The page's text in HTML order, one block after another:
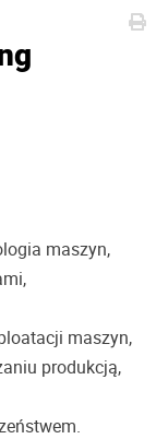
maszyn,
maszyn,
produkcją,